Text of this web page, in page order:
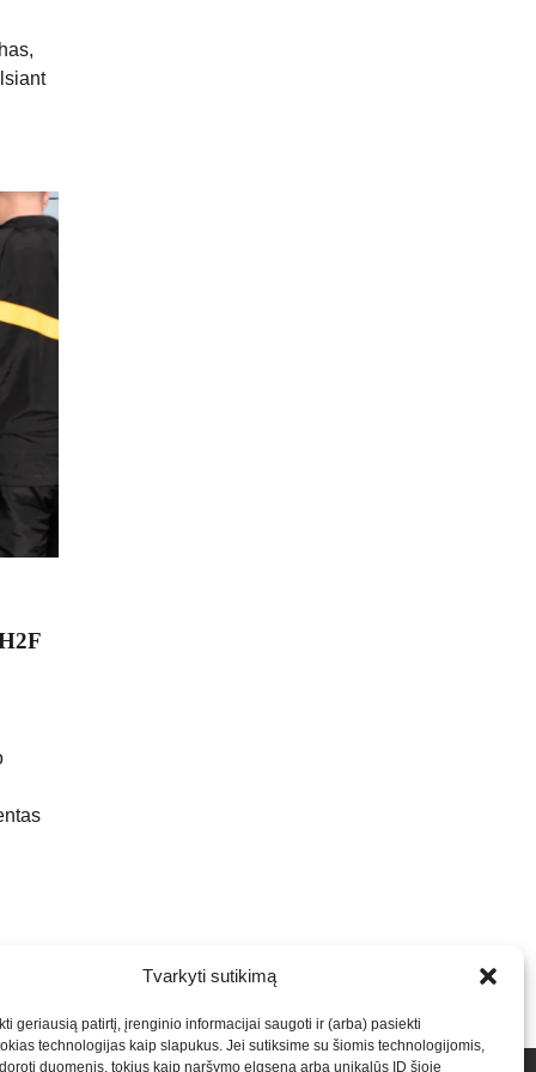
Tvarkyti sutikimą
geriausią patirtį, įrenginio informacijai saugoti ir (arba) pasiekti
technologijas kaip slapukus. Jei sutiksime su šiomis technologijomis,
duomenis, tokius kaip naršymo elgsena arba unikalūs ID šioje